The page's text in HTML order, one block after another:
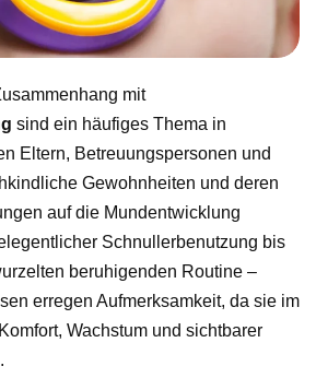
mit
sind ein häufiges Thema in
Eltern, Betreuungspersonen und
Gewohnheiten und deren
auf die Mundentwicklung
Schnullerbenutzung bis
beruhigenden Routine –
erregen Aufmerksamkeit, da sie im
Wachstum und sichtbarer